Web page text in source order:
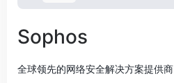
Sophos
全球领先的网络安全解决方案提供商